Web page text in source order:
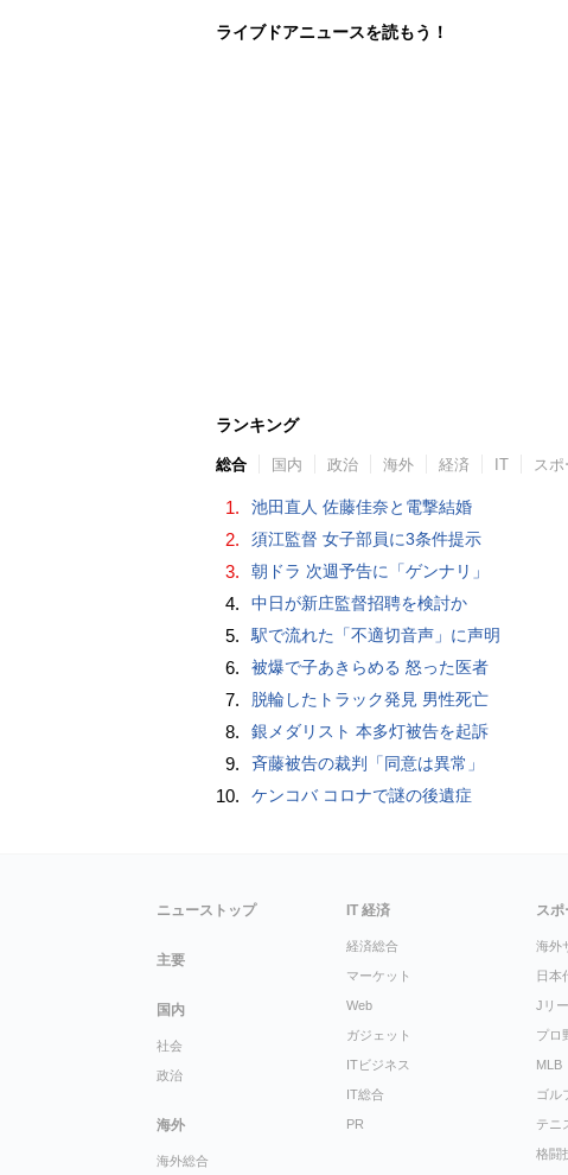
ライブドアニュースを読もう！
ランキング
総合 国内 政治 海外 経済 IT ス
1. 池田直人 佐藤佳奈と電撃結婚
2. 須江監督 女子部員に3条件提示
3. 朝ドラ 次週予告に「ゲンナリ」
4. 中日が新庄監督招聘を検討か
5. 駅で流れた「不適切音声」に声明
6. 被爆で子あきらめる 怒った医者
7. 脱輪したトラック発見 男性死亡
8. 銀メダリスト 本多灯被告を起訴
9. 斉藤被告の裁判「同意は異常」
10. ケンコバ コロナで謎の後遺症
ニューストップ
主要
国内
社会
政治
海外
海外総合
IT 経済
経済総合
マーケット
Web
ガジェット
ITビジネス
IT総合
PR
スポ
海外
日本
Jリ
プロ
MLB
ゴル
テニ
格闘